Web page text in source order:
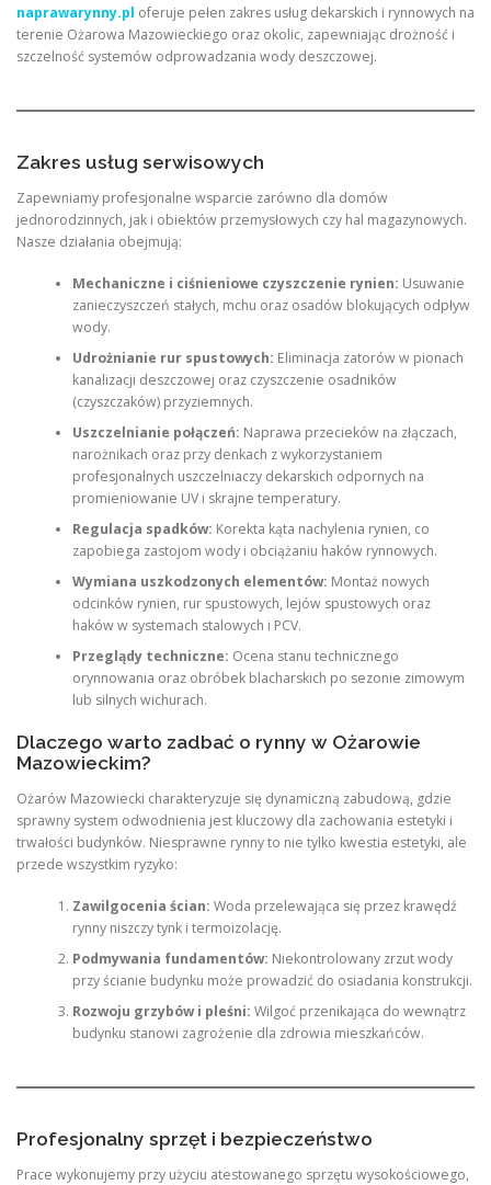
naprawarynny.pl oferuje pełen zakres usług dekarskich i rynnowych na
terenie Ożarowa Mazowieckiego oraz okolic, zapewniając drożność i
szczelność systemów odprowadzania wody deszczowej.
Zakres usług serwisowych
Zapewniamy profesjonalne wsparcie zarówno dla domów
jednorodzinnych, jak i obiektów przemysłowych czy hal magazynowych.
Nasze działania obejmują:
Mechaniczne i ciśnieniowe czyszczenie rynien: Usuwanie
zanieczyszczeń stałych, mchu oraz osadów blokujących odpływ
wody.
Udrożnianie rur spustowych: Eliminacja zatorów w pionach
kanalizacji deszczowej oraz czyszczenie osadników
(czyszczaków) przyziemnych.
Uszczelnianie połączeń: Naprawa przecieków na złączach,
narożnikach oraz przy denkach z wykorzystaniem
profesjonalnych uszczelniaczy dekarskich odpornych na
promieniowanie UV i skrajne temperatury.
Regulacja spadków: Korekta kąta nachylenia rynien, co
zapobiega zastojom wody i obciążaniu haków rynnowych.
Wymiana uszkodzonych elementów: Montaż nowych
odcinków rynien, rur spustowych, lejów spustowych oraz
haków w systemach stalowych i PCV.
Przeglądy techniczne: Ocena stanu technicznego
orynnowania oraz obróbek blacharskich po sezonie zimowym
lub silnych wichurach.
Dlaczego warto zadbać o rynny w Ożarowie
Mazowieckim?
Ożarów Mazowiecki charakteryzuje się dynamiczną zabudową, gdzie
sprawny system odwodnienia jest kluczowy dla zachowania estetyki i
trwałości budynków. Niesprawne rynny to nie tylko kwestia estetyki, ale
przede wszystkim ryzyko:
Zawilgocenia ścian: Woda przelewająca się przez krawędź
rynny niszczy tynk i termoizolację.
Podmywania fundamentów: Niekontrolowany zrzut wody
przy ścianie budynku może prowadzić do osiadania konstrukcji.
Rozwoju grzybów i pleśni: Wilgoć przenikająca do wewnątrz
budynku stanowi zagrożenie dla zdrowia mieszkańców.
Profesjonalny sprzęt i bezpieczeństwo
Prace wykonujemy przy użyciu atestowanego sprzętu wysokościowego,